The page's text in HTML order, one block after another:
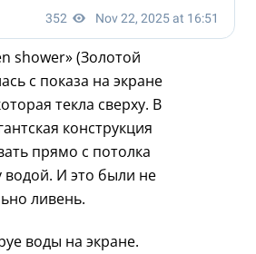
shower» (Золотой
с показа на экране
текла сверху. В
конструкция
прямо с потолка
водой. И это были не
ливень.
воды на экране.